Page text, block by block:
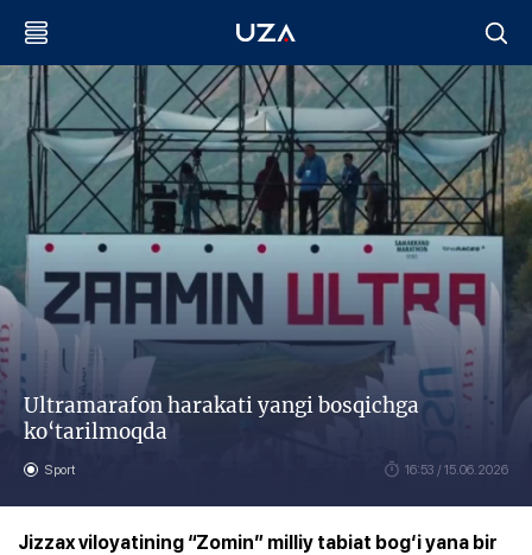
Ultramarafon harakati yangi bosqichga
ko‘tarilmoqda
Sport 16:53 / 15.06.2026
Jizzax viloyatining “Zomin” milliy tabiat bog‘i yana bir